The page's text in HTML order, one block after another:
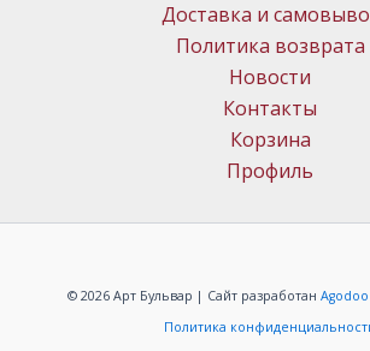
Доставка и
Политика возврата
Новости
Контакты
Корзина
Профиль
© 2026 Арт Бульвар | Сайт разработан
Политика